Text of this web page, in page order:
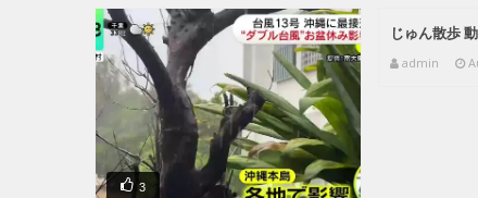
3
じゅん散歩
admin